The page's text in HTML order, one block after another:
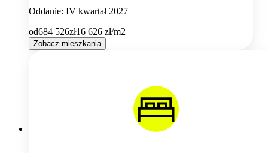
Oddanie: IV kwartał 2027
od684 526zł16 626 zł/m2
Zobacz mieszkania